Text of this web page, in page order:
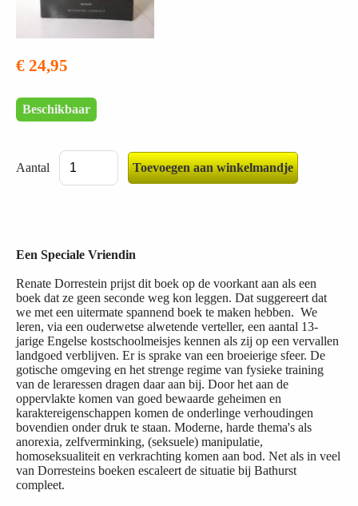
€ 24,95
Beschikbaar
Aantal
Een Speciale Vriendin
Renate Dorrestein prijst dit boek op de voorkant aan als een
boek dat ze geen seconde weg kon leggen. Dat suggereert dat
we met een uitermate spannend boek te maken hebben. We
leren, via een ouderwetse alwetende verteller, een aantal 13-
jarige Engelse kostschoolmeisjes kennen als zij op een vervallen
landgoed verblijven. Er is sprake van een broeierige sfeer. De
gotische omgeving en het strenge regime van fysieke training
van de leraressen dragen daar aan bij. Door het aan de
oppervlakte komen van goed bewaarde geheimen en
karaktereigenschappen komen de onderlinge verhoudingen
bovendien onder druk te staan. Moderne, harde thema's als
anorexia, zelfverminking, (seksuele) manipulatie,
homoseksualiteit en verkrachting komen aan bod. Net als in veel
van Dorresteins boeken escaleert de situatie bij Bathurst
compleet.